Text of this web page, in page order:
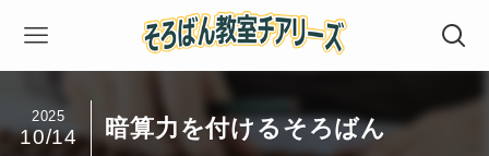
暗算力を付けるそろばん
2025
10/14